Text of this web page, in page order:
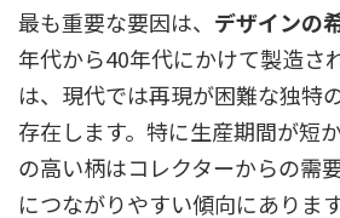
最も重要な要因は、 デザインの
年代から40年代にかけて製造さ
は、現代では再現が困難な独特
存在します。特に生産期間が短
の高い柄はコレクターからの需
につながりやすい傾向にあります